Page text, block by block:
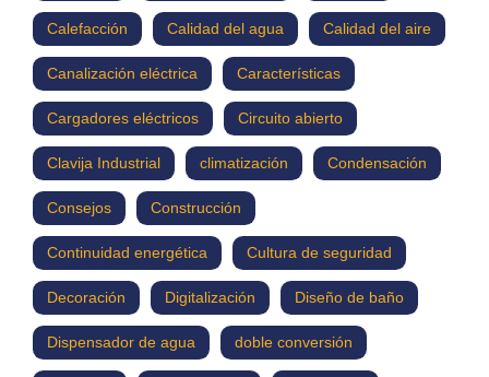
Calefacción Calidad del agua Calidad del aire
Canalización eléctrica Características
Cargadores eléctricos Circuito abierto
Clavija Industrial climatización Condensación
Consejos Construcción
Continuidad energética Cultura de seguridad
Decoración Digitalización Diseño de baño
Dispensador de agua doble conversión